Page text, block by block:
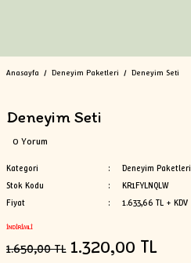
Anasayfa Deneyim Paketleri Deneyim Seti
Deneyim Seti
0 Yorum
Kategori
Deneyim Paketleri
Stok Kodu
KR1FYLNQLW
Fiyat
1.633,66 TL + KDV
İNDİRİMLİ
1.650,00 TL 1.320,00 TL